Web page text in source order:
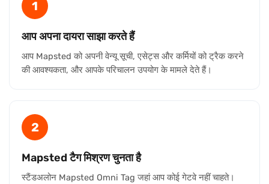
1
आप अपना दायरा साझा करते हैं
आप Mapsted को अपनी वेन्यू सूची, एसेट्स और कर्मियों को ट्रैक करने
की आवश्यकता, और आपके परिचालन उपयोग के मामले देते हैं।
2
Mapsted टैग मिश्रण चुनता है
स्टैंडअलोन Mapsted Omni Tag जहां आप कोई गेटवे नहीं चाहते।